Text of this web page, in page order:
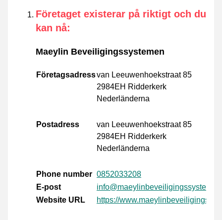
Företaget existerar på riktigt och du
kan nå:
Maeylin Beveiligingssystemen
Företagsadressvan Leeuwenhoekstraat 85
2984EH Ridderkerk
Nederländerna
Postadress
van Leeuwenhoekstraat 85
2984EH Ridderkerk
Nederländerna
Phone number 0852033208
E-post
Website URL
https://